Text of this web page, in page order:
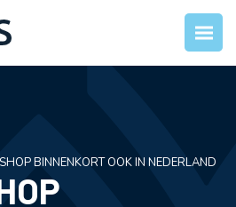
BINNENKORT OOK IN NEDERLAND